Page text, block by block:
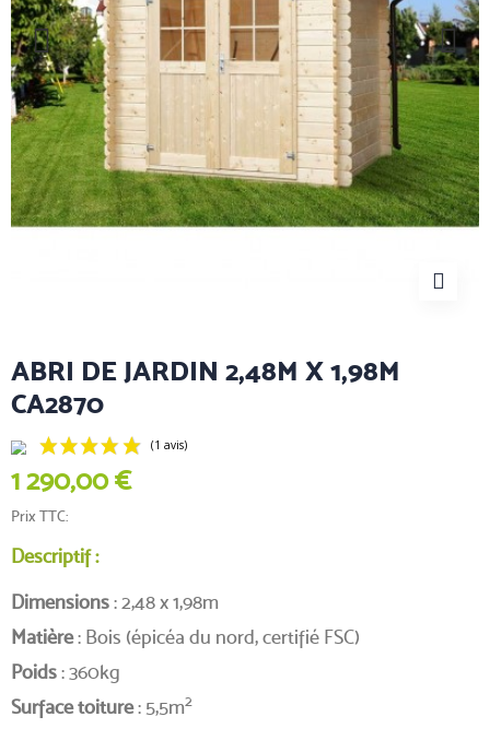
ABRI DE JARDIN 2,48M X 1,98M
CA2870
(1 avis)
1 290,00 €
Prix TTC
Descriptif :
Dimensions: 2,48 x 1,98m
Matière: Bois (épicéa du nord, certifié FSC)
Poids: 360kg
Surfacetoiture: 5,5m2